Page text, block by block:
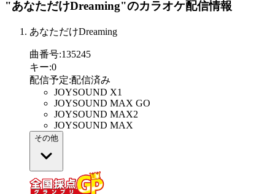
"あなただけDreaming"のカラオケ配信情報
あなただけDreaming
曲番号:135245
キー:0
配信予定:配信済み
JOYSOUND X1
JOYSOUND MAX GO
JOYSOUND MAX2
JOYSOUND MAX
その他